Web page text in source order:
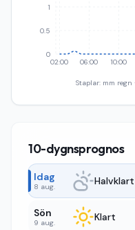
02:00 06:00 10:00
0
0.5
1
Staplar: mm regn
10-dygnsprognos
Idag
8 aug. Halvklart
Sön
9 aug. Klart